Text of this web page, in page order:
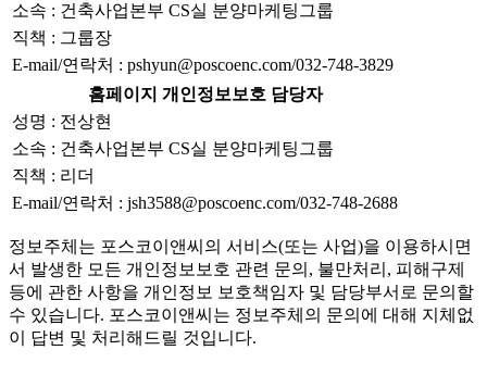
소속 : 건축사업본부 CS실 분양마케팅그룹
직책 : 그룹장
E-mail/연락처 : pshyun@poscoenc.com/032-748-3829
홈페이지 개인정보보호 담당자
성명 : 전상현
소속 : 건축사업본부 CS실 분양마케팅그룹
직책 : 리더
E-mail/연락처 : jsh3588@poscoenc.com/032-748-2688
정보주체는 포스코이앤씨의 서비스(또는 사업)을 이용하시면
서 발생한 모든 개인정보보호 관련 문의, 불만처리, 피해구제
등에 관한 사항을 개인정보 보호책임자 및 담당부서로 문의할
수 있습니다. 포스코이앤씨는 정보주체의 문의에 대해 지체없
이 답변 및 처리해드릴 것입니다.